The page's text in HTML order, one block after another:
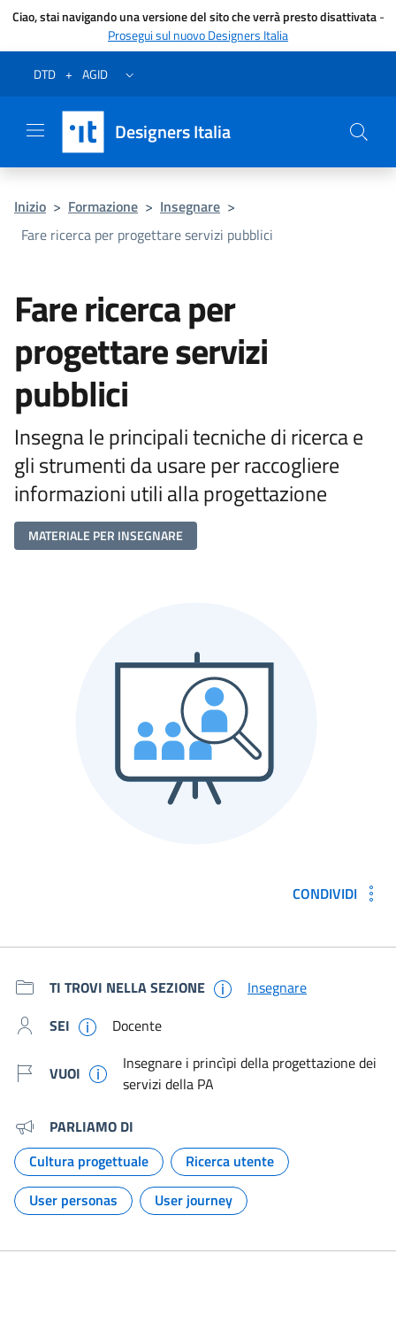
Ciao, stai navigando una versione del sito che verrà presto disattivata-
Prosegui sul nuovo Designers Italia
Vai al menu
Vai al contenuto
Questa pagina è stata utile?
Vai al piede
Dichiarazione di accessibilità (link esterno su sito AgID)
DTD + AGID Apri/chiudi menu secondario
Designers Italia
Inizio > Formazione > Insegnare >
Fare ricerca per progettare servizi pubblici
Fare ricerca per
progettare servizi
pubblici
Insegna le principali tecniche di ricerca e
gli strumenti da usare per raccogliere
informazioni utili alla progettazione
MATERIALE PER INSEGNARE
CONDIVIDI
TI TROVI NELLA SEZIONE
Insegnare
SEI
Docente
VUOI
Insegnare i princìpi della progettazione dei
servizi della PA
PARLIAMO DI
Argomento:
Cultura progettuale
Argomento:
Ricerca utente
Argomento:
User personas
Argomento:
User journey